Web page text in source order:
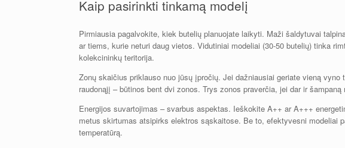
Kaip pasirinkti tinkamą modelį
Pirmiausia pagalvokite, kiek butelių planuojate laikyti. Maži šaldytuvai
ar tiems, kurie neturi daug vietos. Vidutiniai modeliai (30-50 butelių) tinka
kolekcininkų teritorija.
Zonų skaičius priklauso nuo jūsų įpročių. Jei dažniausiai geriate vieną
raudonąjį – būtinos bent dvi zonos. Trys zonos praverčia, jei dar ir
Energijos suvartojimas – svarbus aspektas. Ieškokite A++ ar A+++
metus skirtumas atsipirks elektros sąskaitose. Be to, efektyvesni modeliai
temperatūrą.